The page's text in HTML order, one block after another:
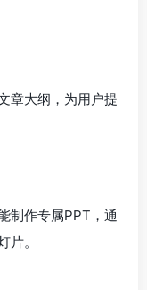
章大纲，为用户提
制作专属PPT，通
片。